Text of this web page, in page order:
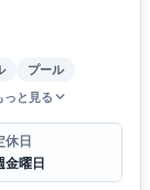
プール
っと見る
休日
金曜日